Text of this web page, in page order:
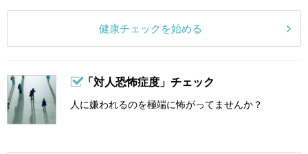
健康チェックを始める
「対人恐怖症度」チェック
人に嫌われるのを極端に怖がってませんか？